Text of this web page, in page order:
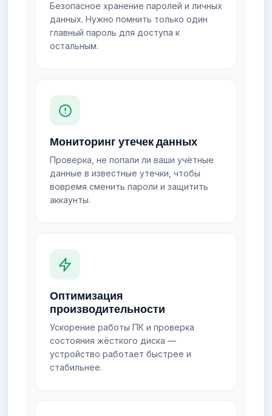
Безопасное хранение паролей и личных
данных. Нужно помнить только один
главный пароль для доступа к
остальным.
Мониторинг утечек данных
Проверка, не попали ли ваши учётные
данные в известные утечки, чтобы
вовремя сменить пароли и защитить
аккаунты.
Оптимизация
производительности
Ускорение работы ПК и проверка
состояния жёсткого диска —
устройство работает быстрее и
стабильнее.